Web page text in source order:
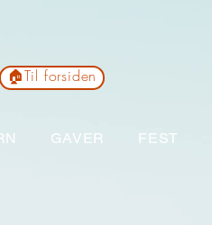
GAVER FEST
🏠Til forsiden